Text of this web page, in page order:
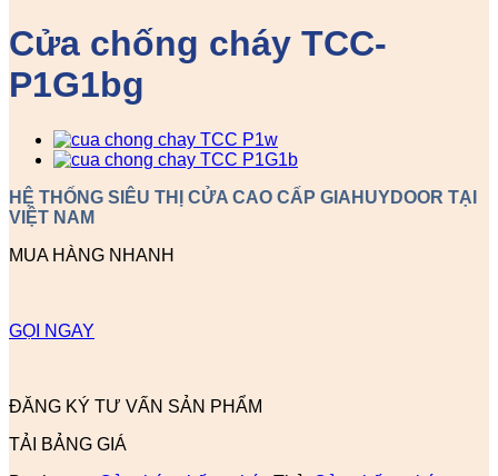
Cửa chống cháy TCC-
P1G1bg
HỆ THỐNG SIÊU THỊ CỬA CAO CẤP GIAHUYDOOR TẠI
VIỆT NAM
MUA HÀNG NHANH
GỌI NGAY
ĐĂNG KÝ TƯ VẤN SẢN PHẨM
TẢI BẢNG GIÁ